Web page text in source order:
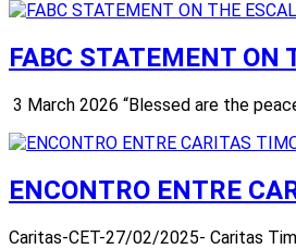
FABC STATEMENT ON
3 March 2026 “Blessed are the
ENCONTRO ENTRE
Caritas-CET-27/02/2025- Caritas